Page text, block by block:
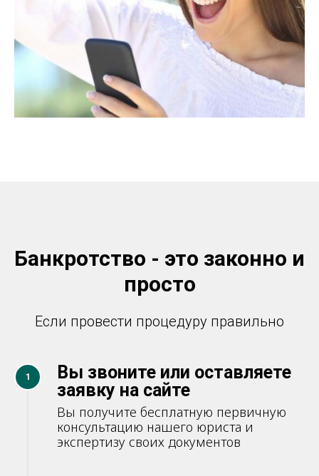
Банкротство - это законно и
просто
Если провести процедуру правильно
1
Вы звоните или оставляете
заявку на сайте
Вы получите бесплатную первичную
консультацию нашего юриста и
экспертизу своих документов